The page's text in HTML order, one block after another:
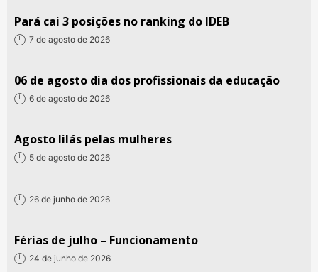
Pará cai 3 posições no ranking do IDEB
7 de agosto de 2026
06 de agosto dia dos profissionais da educação
6 de agosto de 2026
Agosto lilás pelas mulheres
5 de agosto de 2026
26 de junho de 2026
Férias de julho – Funcionamento
24 de junho de 2026